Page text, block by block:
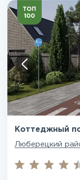
Коттеджный
Люберецкий